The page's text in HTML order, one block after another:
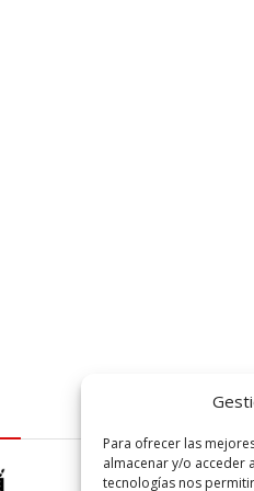
Para ofrecer las
almacenar y/o acceder
tecnologías nos